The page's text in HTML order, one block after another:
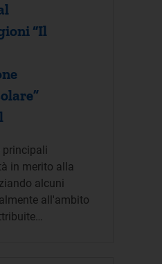
“Il
principali
in merito alla
alcuni
all'ambito